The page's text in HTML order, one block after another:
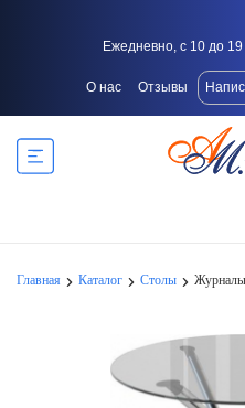
Ежедневно, с 10 до 19
О нас Отзывы
Главная Каталог Столы